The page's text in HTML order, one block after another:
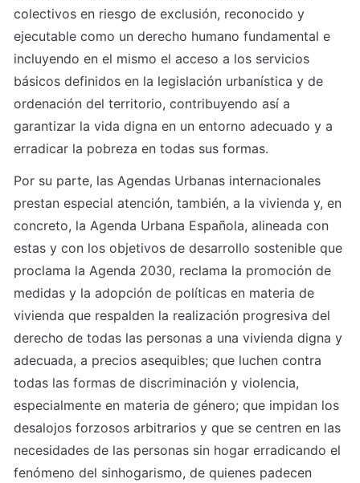
colectivos en riesgo de exclusión, reconocido y
ejecutable como un derecho humano fundamental e
incluyendo en el mismo el acceso a los servicios
básicos definidos en la legislación urbanística y de
ordenación del territorio, contribuyendo así a
garantizar la vida digna en un entorno adecuado y a
erradicar la pobreza en todas sus formas.
Por su parte, las Agendas Urbanas internacionales
prestan especial atención, también, a la vivienda y, en
concreto, la Agenda Urbana Española, alineada con
estas y con los objetivos de desarrollo sostenible que
proclama la Agenda 2030, reclama la promoción de
medidas y la adopción de políticas en materia de
vivienda que respalden la realización progresiva del
derecho de todas las personas a una vivienda digna y
adecuada, a precios asequibles; que luchen contra
todas las formas de discriminación y violencia,
especialmente en materia de género; que impidan los
desalojos forzosos arbitrarios y que se centren en las
necesidades de las personas sin hogar erradicando el
fenómeno del sinhogarismo, de quienes padecen